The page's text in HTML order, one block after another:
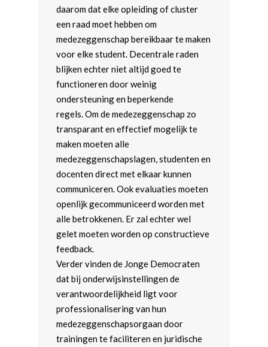
daarom dat elke opleiding of cluster
een raad moet hebben om
medezeggenschap bereikbaar te maken
voor elke student. Decentrale raden
blijken echter niet altijd goed te
functioneren door weinig
ondersteuning en beperkende
regels. Om de medezeggenschap zo
transparant en effectief mogelijk te
maken moeten alle
medezeggenschapslagen, studenten en
docenten direct met elkaar kunnen
communiceren. Ook evaluaties moeten
openlijk gecommuniceerd worden met
alle betrokkenen. Er zal echter wel
gelet moeten worden op constructieve
feedback.
Verder vinden de Jonge Democraten
dat bij onderwijsinstellingen de
verantwoordelijkheid ligt voor
professionalisering van hun
medezeggenschapsorgaan door
trainingen te faciliteren en juridische